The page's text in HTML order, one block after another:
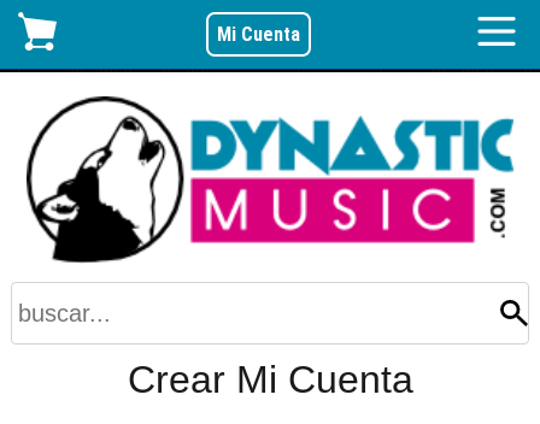
Mi Cuenta
Crear Mi Cuenta